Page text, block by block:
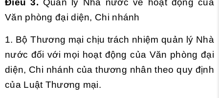
Điều 3. Quản lý Nhà nước về hoạt động của
Văn phòng đại diện, Chi nhánh
1. Bộ Thương mại chịu trách nhiệm quản lý Nhà
nước đối với mọi hoạt động của Văn phòng đại
diện, Chi nhánh của thương nhân theo quy định
của Luật Thương mại.